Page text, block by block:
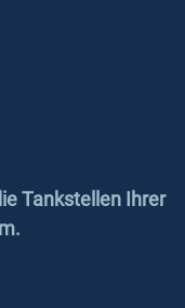
Tankstellen Ihrer